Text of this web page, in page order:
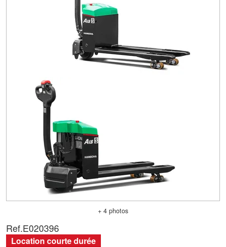
+ 4 photos
Ref.E020396
Location courte durée